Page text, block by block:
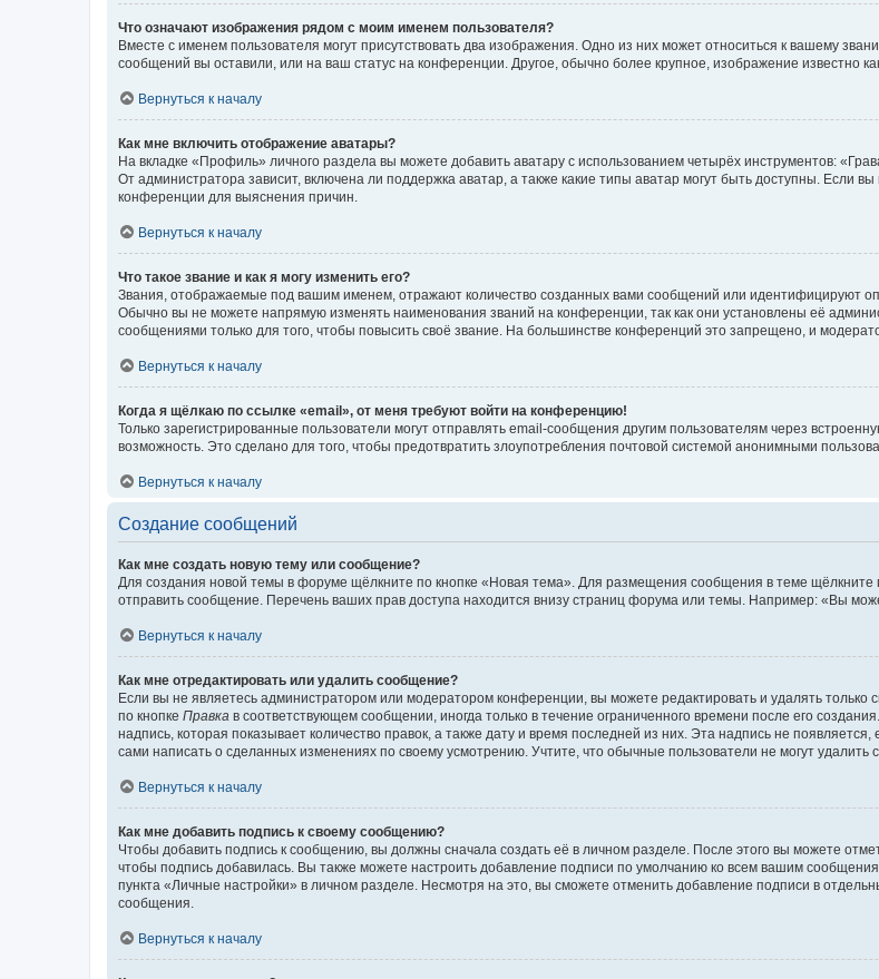
Что означают изображения рядом с моим именем пользователя?
Вместе с именем пользователя могут присутствовать два изображения. Одно из них может относиться к вашему
сообщений вы оставили, или на ваш статус на конференции. Другое, обычно более крупное, изображение известно
Вернуться к началу
Как мне включить отображение аватары?
На вкладке «Профиль» личного раздела вы можете добавить аватару с использованием четырёх инструментов:
От администратора зависит, включена ли поддержка аватар, а также какие типы аватар могут быть доступны. Если
конференции для выяснения причин.
Вернуться к началу
Что такое звание и как я могу изменить его?
Звания, отображаемые под вашим именем, отражают количество созданных вами сообщений или идентифицируют
Обычно вы не можете напрямую изменять наименования званий на конференции, так как они установлены её
сообщениями только для того, чтобы повысить своё звание. На большинстве конференций это запрещено, и
Вернуться к началу
Когда я щёлкаю по ссылке «email», от меня требуют войти на конференцию!
Только зарегистрированные пользователи могут отправлять email-сообщения другим пользователям через
возможность. Это сделано для того, чтобы предотвратить злоупотребления почтовой системой анонимными
Вернуться к началу
Создание сообщений
Как мне создать новую тему или сообщение?
Для создания новой темы в форуме щёлкните по кнопке «Новая тема». Для размещения сообщения в теме щёлкните
отправить сообщение. Перечень ваших прав доступа находится внизу страниц форума или темы. Например: «Вы
Вернуться к началу
Как мне отредактировать или удалить сообщение?
Если вы не являетесь администратором или модератором конференции, вы можете редактировать и удалять
по кнопке Правка в соответствующем сообщении, иногда только в течение ограниченного времени после его
надпись, которая показывает количество правок, а также дату и время последней из них. Эта надпись не
сами написать о сделанных изменениях по своему усмотрению. Учтите, что обычные пользователи не могут удалить
Вернуться к началу
Как мне добавить подпись к своему сообщению?
Чтобы добавить подпись к сообщению, вы должны сначала создать её в личном разделе. После этого вы можете
чтобы подпись добавилась. Вы также можете настроить добавление подписи по умолчанию ко всем вашим
пункта «Личные настройки» в личном разделе. Несмотря на это, вы сможете отменить добавление подписи в
сообщения.
Вернуться к началу